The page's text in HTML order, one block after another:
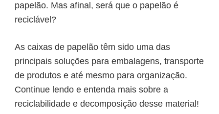
papelão. Mas afinal, será que o papelão é
reciclável ?
As caixas de papelão têm sido uma das
principais soluções para embalagens, transporte
de produtos e até mesmo para organização.
Continue lendo e entenda mais sobre a
reciclabilidade e decomposição desse material!